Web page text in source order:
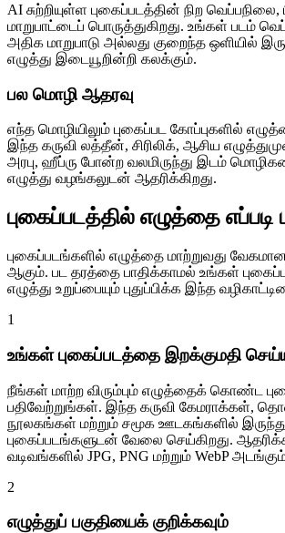
AI சுற்றியுள்ள புகைப்படத்தின் நிற வெப்பநிலை,
மாறுபாட்டைப் பொருத்துகிறது. உங்கள் படம்
அதிக மாறுபாடு அல்லது குறைந்த ஒளியில்
எழுத்து இடையூறின்றி கலக்கும்.
பல மொழி ஆதரவு
எந்த மொழியிலும் புகைப்பட கோப்புகளில்
இந்த கருவி லத்தீன், சிரிலிக், ஆசிய
அரபு, ஹீப்ரு போன்ற வலமிருந்து இடம்
எழுத்து வழங்கலுடன் ஆதரிக்கிறது.
புகைப்படத்தில் எழுத்தை எப்படி
புகைப்படங்களில் எழுத்தை மாற்றுவது
ஆகும். பட தரத்தை பாதிக்காமல் உங்கள்
எழுத்து உறுப்பையும் புதுப்பிக்க இந்த
1
உங்கள் புகைப்படத்தை இறக்குமதி
நீங்கள் மாற்ற விரும்பும் எழுத்தைக் கொண்ட
பதிவேற்றுங்கள். இந்த கருவி கேமராக்கள்,
நூலகங்கள் மற்றும் சமூக ஊடகங்களில்
புகைப்படங்களுடன் வேலை செய்கிறது.
வடிவங்களில் JPG, PNG மற்றும் WebP
2
எழுத்துப் பகுதியைக் குறிக்கவும்